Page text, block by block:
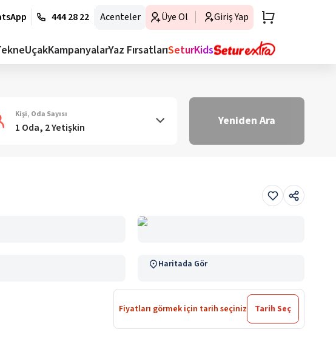
444 28 22 Acenteler Üye Ol Giriş Yap
UçakKampanyalarYaz FırsatlarıSeturKids
Kişi, Oda Sayısı
1 Oda, 2 Yetişkin Yeniden Ara
Haritada Gör
Fiyatları görmek için tarih seçiniz Tarih Seç